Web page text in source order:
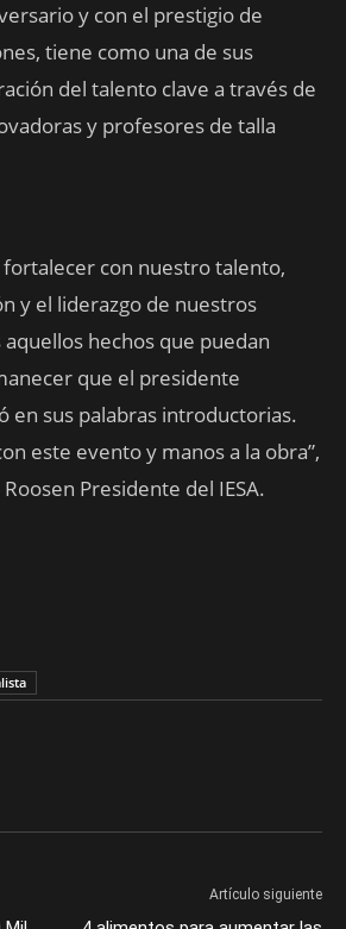
y con el prestigio de
tiene como una de sus
del talento clave a través de
y profesores de talla
fortalecer con nuestro talento,
y el liderazgo de nuestros
hechos que puedan
que el presidente
en sus palabras introductorias.
este evento y manos a la obra”,
Presidente del IESA.
Artículo siguiente